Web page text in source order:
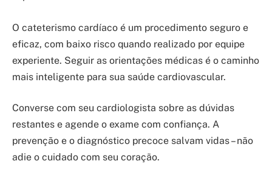
O cateterismo cardíaco é um procedimento seguro e
eficaz, com baixo risco quando realizado por equipe
experiente. Seguir as orientações médicas é o caminho
mais inteligente para sua saúde cardiovascular.
Converse com seu cardiologista sobre as dúvidas
restantes e agende o exame com confiança. A
prevenção e o diagnóstico precoce salvam vidas – não
adie o cuidado com seu coração.